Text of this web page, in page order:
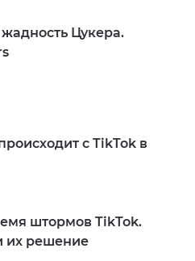
Цукера.
с TikTok в
штормов TikTok.
их решение